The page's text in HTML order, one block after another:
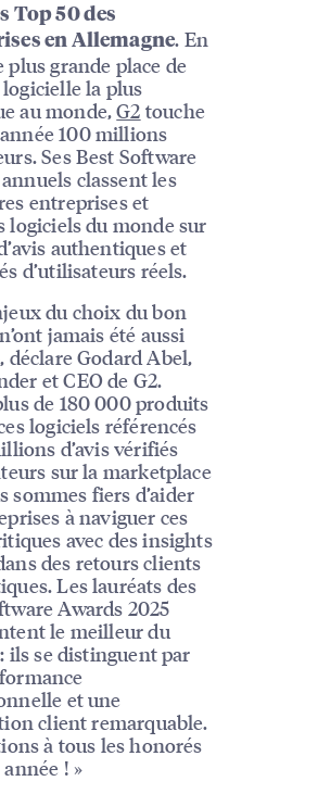
Top 50 des
en Allemagne. En
plus grande place de
la plus
au monde,G2 touche
100 millions
Ses Best Software
classent les
entreprises et
logiciels du monde sur
authentiques et
d’utilisateurs réels.
du choix du bon
jamais été aussi
déclare Godard Abel,
et CEO de G2.
de 180 000 produits
logiciels référencés
d’avis vérifiés
sur la marketplace
sommes fiers d’aider
à naviguer ces
avec des insights
des retours clients
Les lauréats des
Awards 2025
le meilleur du
ils se distinguent par
et une
client remarquable.
à tous les honorés
! »